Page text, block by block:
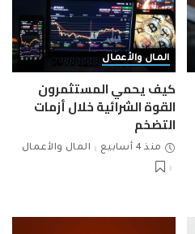
المال والأعمال
كيف يحمي المستثمرون
القوة الشرائية خلال أزمات
التضخم
منذ 4 أسابيع المال والأعمال